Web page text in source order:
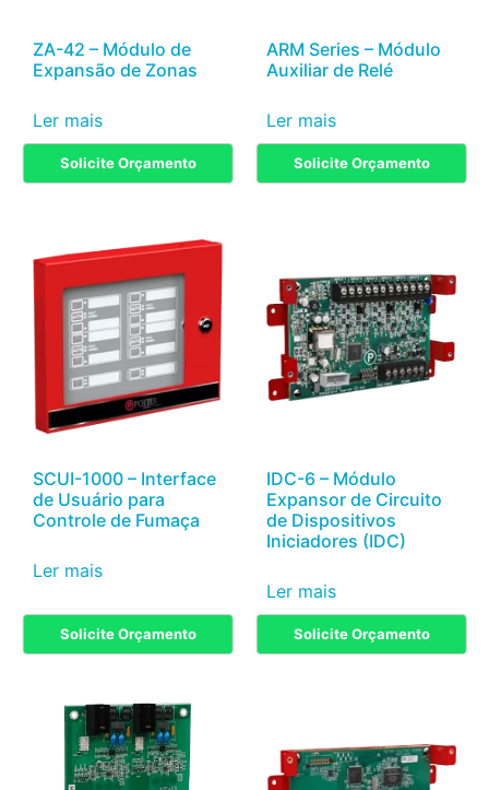
ZA-42 – Módulo de
Expansão de Zonas
Solicite Orçamento
Ler mais
ARM Series – Módulo
Auxiliar de Relé
Solicite Orçamento
Ler mais
SCUI-1000 – Interface
de Usuário para
Controle de Fumaça
Solicite Orçamento
Ler mais
IDC-6 – Módulo
Expansor de Circuito
de Dispositivos
Iniciadores (IDC)
Solicite Orçamento
Ler mais